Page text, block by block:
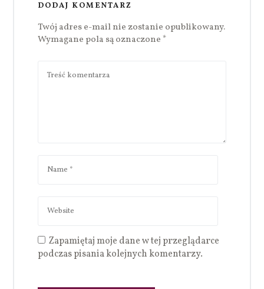
DODAJ KOMENTARZ
Twój adres e-mail nie zostanie opublikowany.
Wymagane pola są oznaczone *
Zapamiętaj moje dane w tej przeglądarce
podczas pisania kolejnych komentarzy.